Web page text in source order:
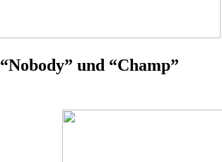
“Nobody” und “Champ”